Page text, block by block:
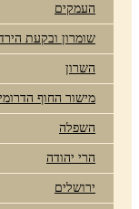
העמקים
שומרון ובקעת
השרון
מישור החוף
השפלה
הרי יהודה
ירושלים